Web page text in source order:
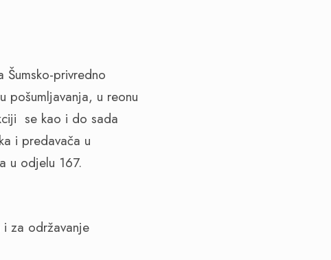
privredno
pošumljavanja, u reonu
se kao i do sada
i predavača u
u odjelu 167.
za održavanje